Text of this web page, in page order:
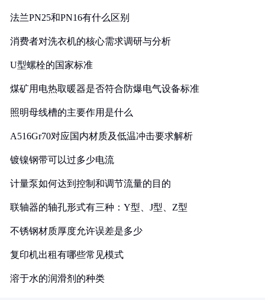
法兰PN25和PN16有什么区别
消费者对洗衣机的核心需求调研与分析
U型螺栓的国家标准
煤矿用电热取暖器是否符合防爆电气设备标准
照明母线槽的主要作用是什么
A516Gr70对应国内材质及低温冲击要求解析
镀镍钢带可以过多少电流
计量泵如何达到控制和调节流量的目的
联轴器的轴孔形式有三种：Y型、J型、Z型
不锈钢材质厚度允许误差是多少
复印机出租有哪些常见模式
溶于水的润滑剂的种类